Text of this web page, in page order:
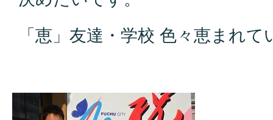
「恵」友達・学校 色々恵まれて